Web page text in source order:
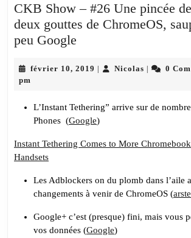
CKB Show – #26 Une pincée
deux gouttes de ChromeOS,
peu Google
–
Une
pincée
Linux,
gouttes
de
ChromeOS,
saupoudré
février 10, 2019 févrierNicolasNicolas
0
pm
L’Instant Tethering” arrive sur de
Phones (Google)
Instant Tethering Comes to More
Handsets
Les Adblockers on du plomb dans l’aile
changements à venir de ChromeOS (
Google+ c’est (presque) fini, mais vous
vos données (Google)